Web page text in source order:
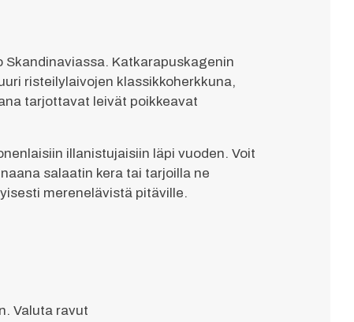
Katkarapuskagenin
risteilylaivojen klassikkoherkkuna,
tarjottavat leivät poikkeavat
illanistujaisiin läpi vuoden. Voit
salaatin kera tai tarjoilla ne
merenelävistä pitäville.
Valuta ravut